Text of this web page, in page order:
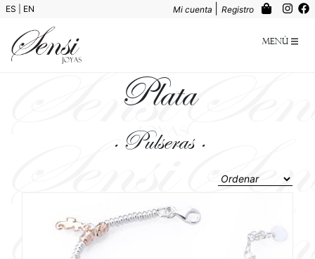
ES EN Mi cuenta Registro
Menú
Plata
· Pulseras ·